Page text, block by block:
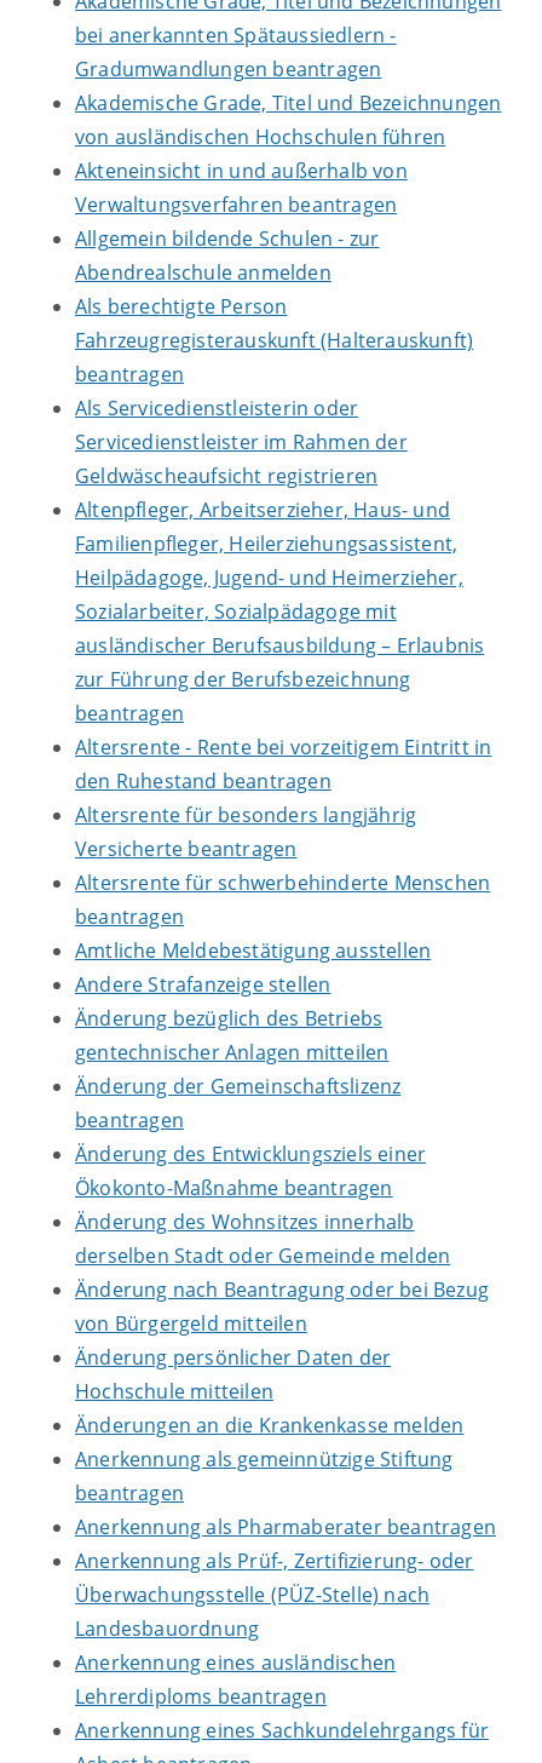
bei anerkannten Spätaussiedlern -
Gradumwandlungen beantragen
Akademische Grade, Titel und Bezeichnungen
von ausländischen Hochschulen führen
Akteneinsicht in und außerhalb von
Verwaltungsverfahren beantragen
Allgemein bildende Schulen - zur
Abendrealschule anmelden
Als berechtigte Person
Fahrzeugregisterauskunft (Halterauskunft)
beantragen
Als Servicedienstleisterin oder
Servicedienstleister im Rahmen der
Geldwäscheaufsicht registrieren
Altenpfleger, Arbeitserzieher, Haus- und
Familienpfleger, Heilerziehungsassistent,
Heilpädagoge, Jugend- und Heimerzieher,
Sozialarbeiter, Sozialpädagoge mit
ausländischer Berufsausbildung – Erlaubnis
zur Führung der Berufsbezeichnung
beantragen
Altersrente - Rente bei vorzeitigem Eintritt in
den Ruhestand beantragen
Altersrente für besonders langjährig
Versicherte beantragen
Altersrente für schwerbehinderte Menschen
beantragen
Amtliche Meldebestätigung ausstellen
Andere Strafanzeige stellen
Änderung bezüglich des Betriebs
gentechnischer Anlagen mitteilen
Änderung der Gemeinschaftslizenz
beantragen
Änderung des Entwicklungsziels einer
Ökokonto-Maßnahme beantragen
Änderung des Wohnsitzes innerhalb
derselben Stadt oder Gemeinde melden
Änderung nach Beantragung oder bei Bezug
von Bürgergeld mitteilen
Änderung persönlicher Daten der
Hochschule mitteilen
Änderungen an die Krankenkasse melden
Anerkennung als gemeinnützige Stiftung
beantragen
Anerkennung als Pharmaberater beantragen
Anerkennung als Prüf-, Zertifizierung- oder
Überwachungsstelle (PÜZ-Stelle) nach
Landesbauordnung
Anerkennung eines ausländischen
Lehrerdiploms beantragen
Anerkennung eines Sachkundelehrgangs für